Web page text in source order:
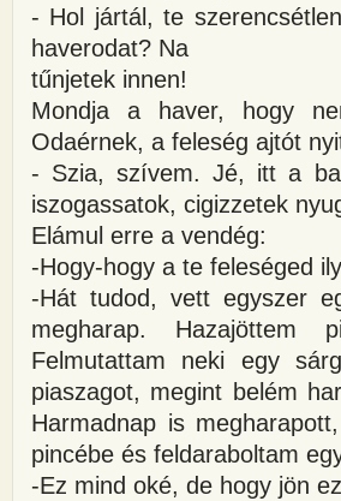
- Hol jártál, te
haverodat? Na
tűnjetek innen!
Mondja a haver, hogy
Odaérnek, a feleség ajtót
- Szia, szívem. Jé, itt a
iszogassatok, cigizzetek
Elámul erre a vendég:
-Hogy-hogy a te feleséged
-Hát tudod, vett egyszer
megharap.
Felmutattam neki egy
piaszagot, megint belém
Harmadnap is
pincébe és feldaraboltam
-Ez mind oké, de hogy jön